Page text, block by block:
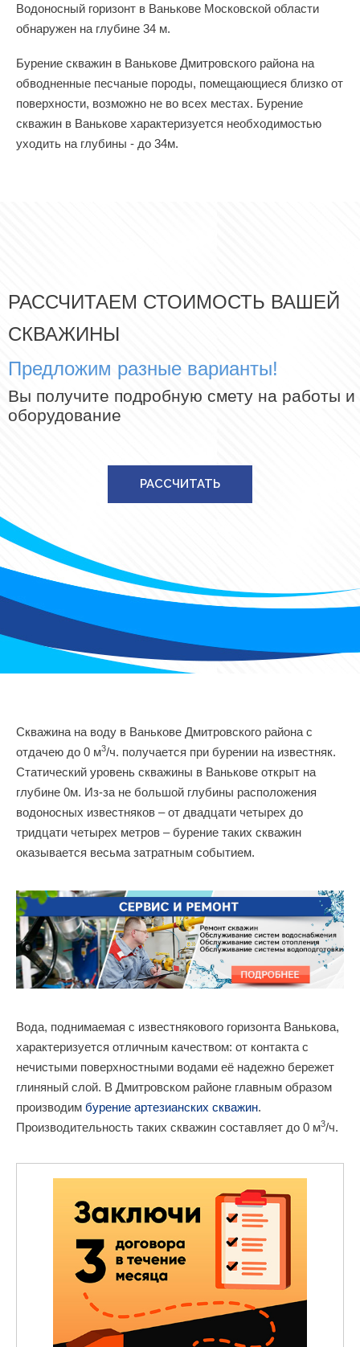
Водоносный горизонт в Ванькове Московской области
обнаружен на глубине 34 м.
Бурение скважин в Ванькове Дмитровского района на
обводненные песчаные породы, помещающиеся близко от
поверхности, возможно не во всех местах. Бурение
скважин в Ванькове характеризуется необходимостью
уходить на глубины - до 34м.
РАССЧИТАЕМ СТОИМОСТЬ ВАШЕЙ
СКВАЖИНЫ
Предложим разные варианты!
Вы получите подробную смету на работы и
оборудование
РАССЧИТАТЬ
Скважина на воду в Ванькове Дмитровского района с
отдачею до 0 м3/ч. получается при бурении на известняк.
Статический уровень скважины в Ванькове открыт на
глубине 0м. Из-за не большой глубины расположения
водоносных известняков – от двадцати четырех до
тридцати четырех метров – бурение таких скважин
оказывается весьма затратным событием.
Вода, поднимаемая с известнякового горизонта Ванькова,
характеризуется отличным качеством: от контакта с
нечистыми поверхностными водами её надежно бережет
глиняный слой. В Дмитровском районе главным образом
производим бурение артезианских скважин.
Производительность таких скважин составляет до 0 м3/ч.